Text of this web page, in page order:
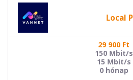
Local
29 900 Ft
150 Mbit/s
15 Mbit/s
0 hónap